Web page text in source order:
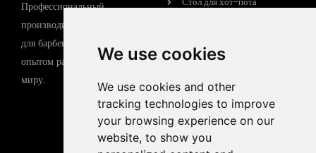
We use cookies
We use cookies and other
tracking technologies to improve
your browsing experience on our
website, to show you
Профессиональный
производитель оборудования
для барбекю с 15-летним
опытом работы по всему
миру.
Газовый гриль-барбекю
барбекю
Индукционная плита